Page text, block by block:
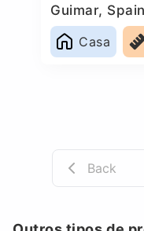
Guimar, Spain
Casa
Back